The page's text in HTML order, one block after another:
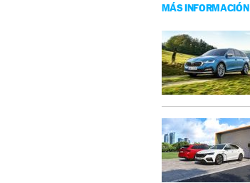
MÁS INFORMACIÓN